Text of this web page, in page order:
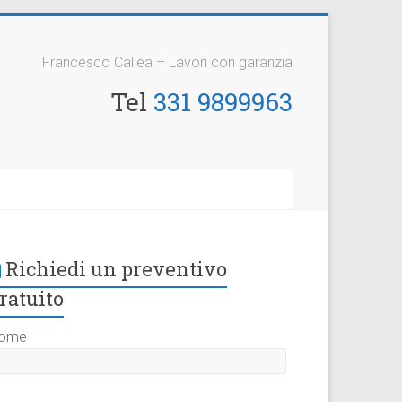
Francesco Callea – Lavori con garanzia
Tel 331 9899963
Richiedi un preventivo